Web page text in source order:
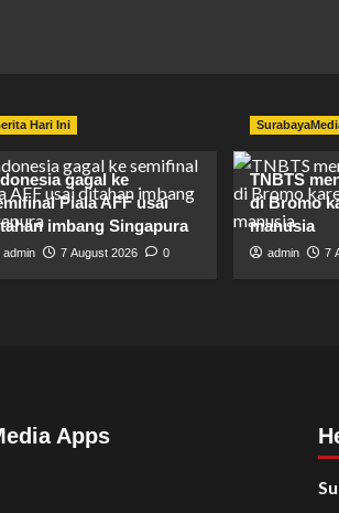
Hari Ini
gagal ke
Piala AFF usai
imbang Singapura
admin 7 August 2026 0
TNBTS
di Bromo
manusia
admin 7
Apps